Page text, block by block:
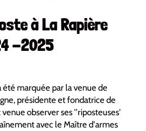
à La Rapière
-2025
marquée par la venue de
présidente et fondatrice de
observer ses ''riposteuses'
avec le Maître d'armes